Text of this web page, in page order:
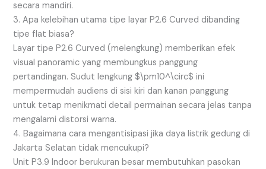
secara mandiri.
3. Apa kelebihan utama tipe layar P2.6 Curved dibanding
tipe flat biasa?
Layar tipe P2.6 Curved (melengkung) memberikan efek
visual panoramic yang membungkus panggung
pertandingan. Sudut lengkung $\pm10^\circ$ ini
mempermudah audiens di sisi kiri dan kanan panggung
untuk tetap menikmati detail permainan secara jelas tanpa
mengalami distorsi warna.
4. Bagaimana cara mengantisipasi jika daya listrik gedung di
Jakarta Selatan tidak mencukupi?
Unit P3.9 Indoor berukuran besar membutuhkan pasokan